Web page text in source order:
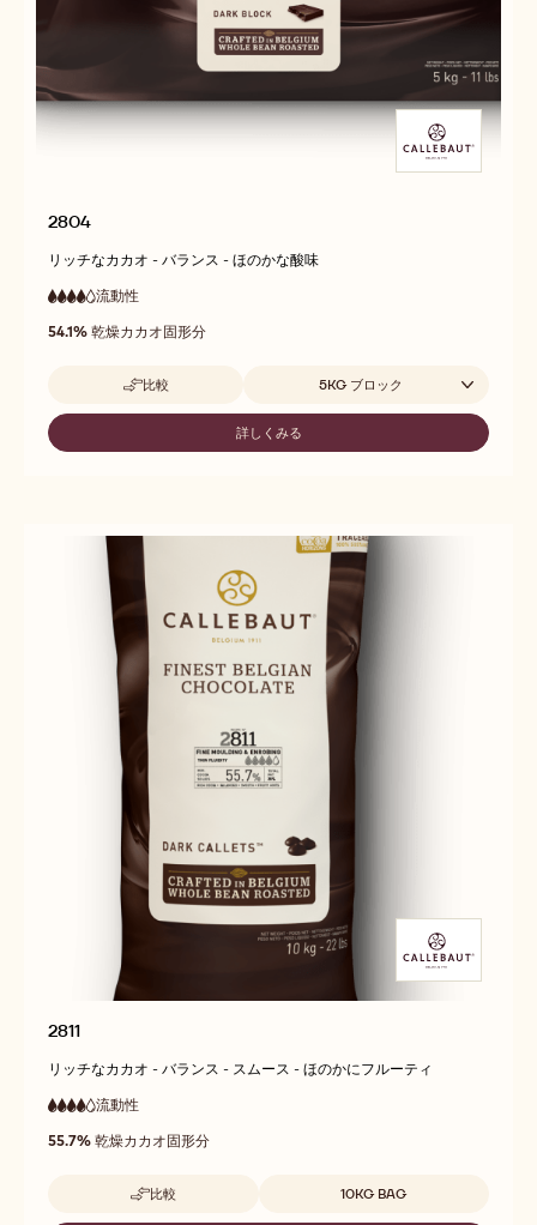
2804
リッチなカカオ - バランス - ほのかな酸味
4
out
流動性
流
54.1% 乾燥カカオ固形分
比較
-
2804
取扱サイズ5KG ブロック
詳しくみる
-
2811
リッチなカカオ - バランス - スムース - ほのかにフルーティ
4
out
流動性
流
55.7% 乾燥カカオ固形分
比較
-
10KG BAG